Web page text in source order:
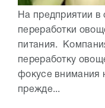
На предприятии в
переработки
питания.
переработку
фокусе внимания
прежде...